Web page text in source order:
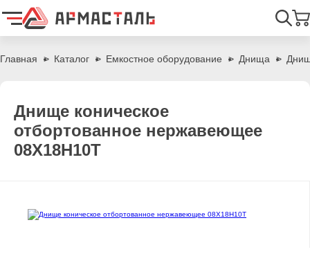
Главная
Каталог Емкостное оборудование Днища
Днище коническое
отбортованное нержавеющее
08Х18Н10Т